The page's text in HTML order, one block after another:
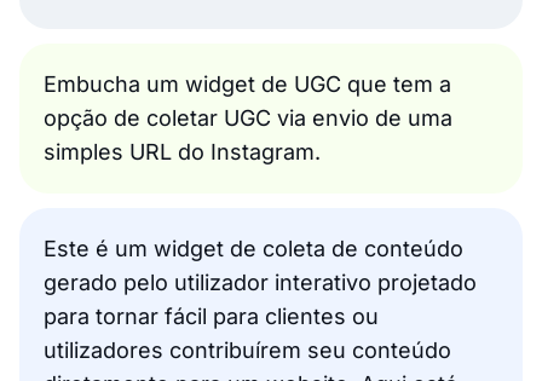
Embucha um widget de UGC que tem a
opção de coletar UGC via envio de uma
simples URL do Instagram.
Este é um widget de coleta de conteúdo
gerado pelo utilizador interativo projetado
para tornar fácil para clientes ou
utilizadores contribuírem seu conteúdo